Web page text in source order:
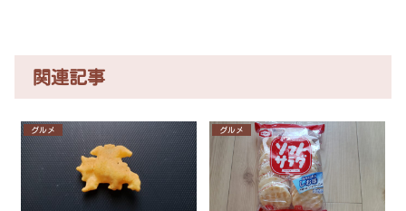
関連記事
グルメ グルメ